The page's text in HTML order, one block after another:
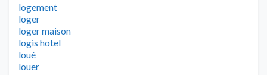
logement
loger
loger maison
logis hotel
loué
louer